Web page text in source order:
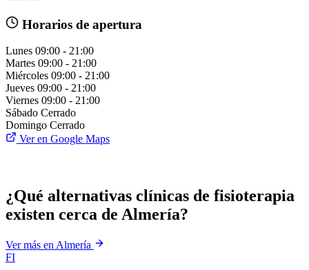
Horarios de apertura
Lunes 09:00 - 21:00
Martes 09:00 - 21:00
Miércoles 09:00 - 21:00
Jueves 09:00 - 21:00
Viernes 09:00 - 21:00
Sábado Cerrado
Domingo Cerrado
Ver en Google Maps
¿Qué alternativas clínicas de fisioterapia
existen cerca de Almería?
Ver más en Almería
FI